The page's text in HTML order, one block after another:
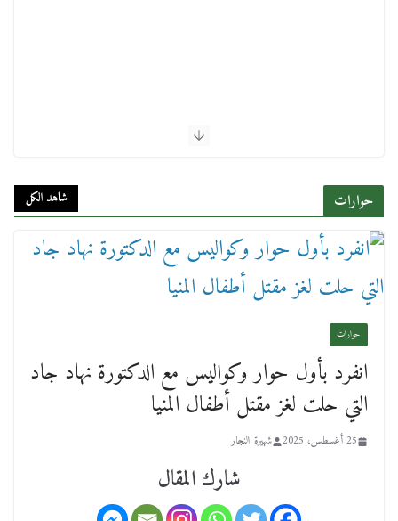
حوارات شاهد الكل
حوارات
انفرد بأول حوار وكواليس مع الدكتورة نهاد جاد
التي حلت لغز مقتل أطفال المنيا
25 أغسطس، 2025 شهيرة النجار
شارك المقال